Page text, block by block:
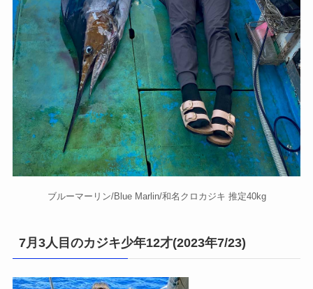
ブルーマーリン/Blue Marlin/和名クロカジキ 推定40kg
7月3人目のカジキ少年12才(2023年7/23)